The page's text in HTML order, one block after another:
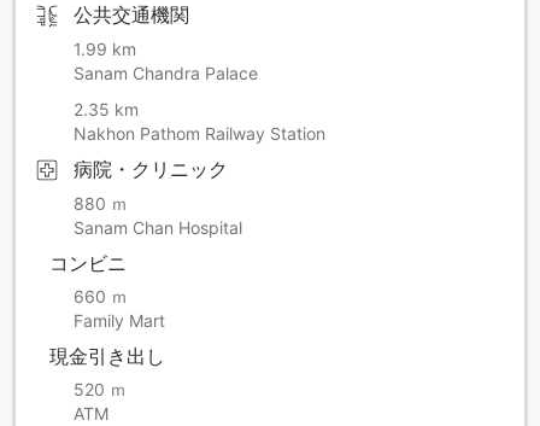
公共交通機関
1.99 km
Sanam Chandra Palace
2.35 km
Nakhon Pathom Railway Station
病院・クリニック
880 ｍ
Sanam Chan Hospital
コンビニ
660 ｍ
Family Mart
現金引き出し
520 ｍ
ATM